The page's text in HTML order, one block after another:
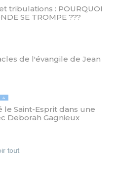
tribulations : POURQUOI
SE TROMPE ???
de l'évangile de Jean
4
le Saint-Esprit dans une
Deborah Gagnieux
tout